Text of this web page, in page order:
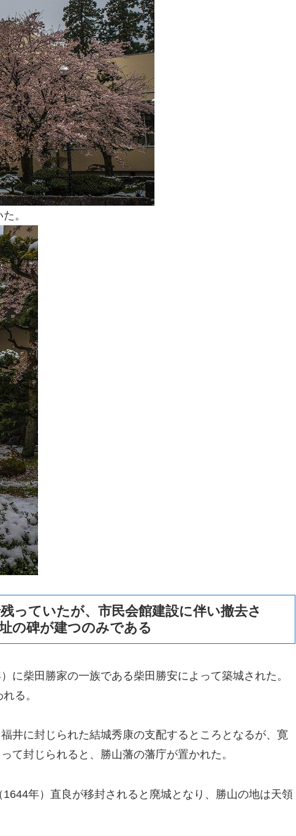
。
っていたが、市民会館建設に伴い撤去さ
の碑が建つのみである
に柴田勝家の一族である柴田勝安によって築城された。
る。
井に封じられた結城秀康の支配するところとなるが、寛
て封じられると、勝山藩の藩庁が置かれた。
年）直良が移封されると廃城となり、勝山の地は天領